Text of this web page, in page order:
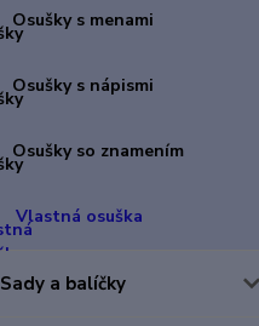
Osušky s menami
Osušky s nápismi
Osušky so znamením
Vlastná osuška
Sady a balíčky